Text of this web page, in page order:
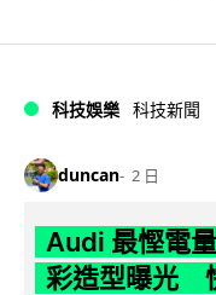
科技娛樂 科技新聞
duncan 2 日
Audi 最慳電
彩造型曝光